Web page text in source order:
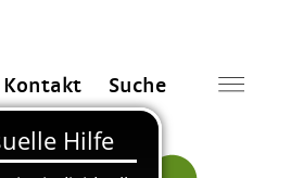
Kontakt Suche